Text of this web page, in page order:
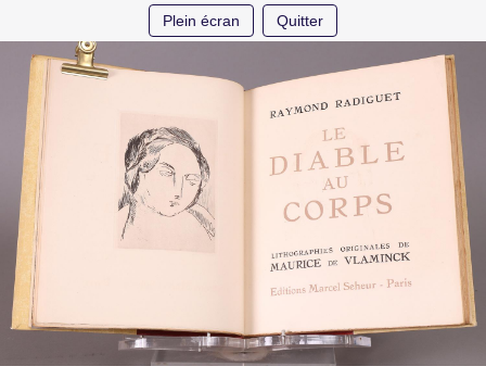
Plein écran Quitter